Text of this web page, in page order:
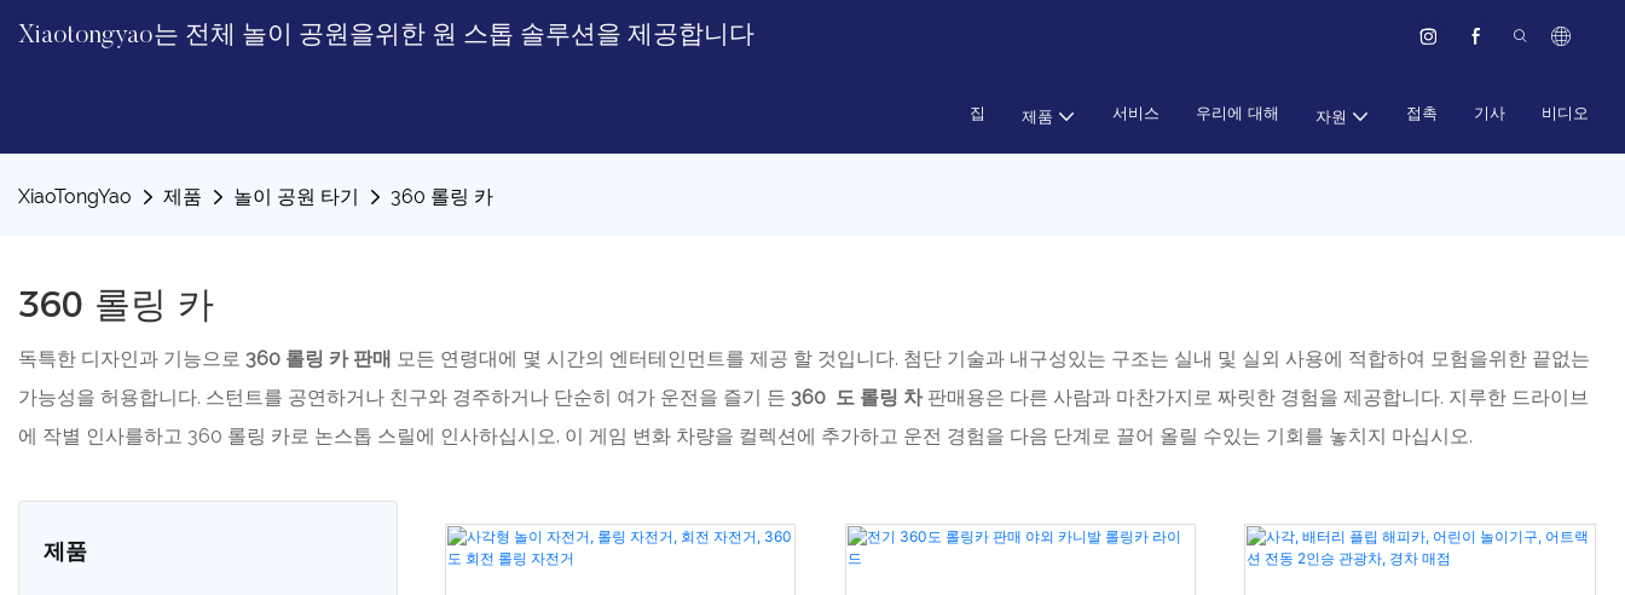
Xiaotongyao는 전체 놀이 공원을위한 원 스톱 솔루션을 제공합니다
집 제품 서비스 우리에 대해 자원 접촉 기사 비디오
XiaoTongYao 제품 놀이 공원 타기 360 롤링 카
360 롤링 카
독특한 디자인과 기능으로 360 롤링 카 판매 모든 연령대에 몇 시간의 엔터테인먼트를 제공 할 것입니다. 첨단 기술과 내구성있는 구조는 실내 및 실외 사용에 적합하여 모험을위한 끝없는
가능성을 허용합니다. 스턴트를 공연하거나 친구와 경주하거나 단순히 여가 운전을 즐기 든 360 도 롤링 차 판매용은 다른 사람과 마찬가지로 짜릿한 경험을 제공합니다. 지루한 드라이브
에 작별 인사를하고 360 롤링 카로 논스톱 스릴에 인사하십시오. 이 게임 변화 차량을 컬렉션에 추가하고 운전 경험을 다음 단계로 끌어 올릴 수있는 기회를 놓치지 마십시오.
제품